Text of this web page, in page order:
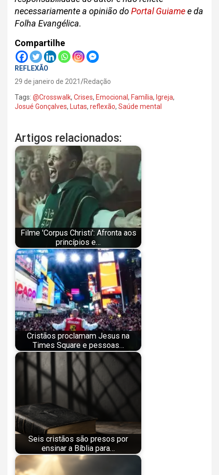
necessariamente a opinião doPortal Guiamee da
Folha Evangélica.
Compartilhe
REFLEXÃO
29 de janeiro de 2021
Redação
Tags: @Crosswalk, Crises, Emocional , Família, Igreja,
Josué Gonçalves, Lutas, reflexão, Saúde mental
Artigos relacionados:
Filme 'Corpus Christi': Afronta aos
princípios e…
Cristãos proclamam Jesus na
Times Square e pessoas…
Seis cristãos são presos por
ensinar a Bíblia para…